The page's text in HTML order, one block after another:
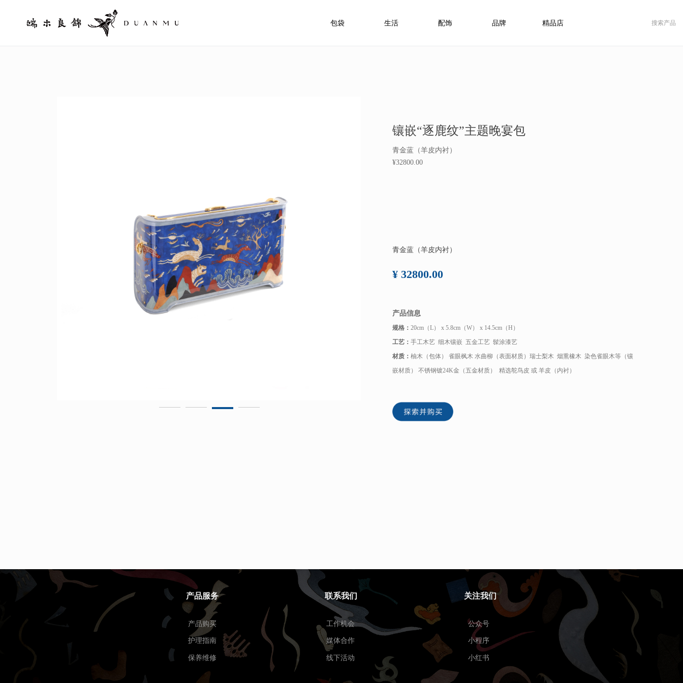
包袋 生活 配饰 品牌 精品店
镶嵌“逐鹿纹”主题晚宴包
青金蓝（羊皮内衬）
¥32800.00
青金蓝（羊皮内衬）
¥ 32800.00
产品信息
规格： 20cm（L） x 5.8cm（W） x 14.5cm（H）
工艺： 手工木艺 细木镶嵌 五金工艺 髹涂漆艺
材质： 柚木（包体） 雀眼枫木 水曲柳（表面材质）瑞士梨木 烟熏橡木 染色雀眼木等（镶
嵌材质） 不锈钢镀24K金（五金材质） 精选鸵鸟皮 或 羊皮（内衬）
产品服务 联系我们 关注我们
产品购买
护理指南
保养维修
公众号
小程序
小红书
工作机会
媒体合作
线下活动